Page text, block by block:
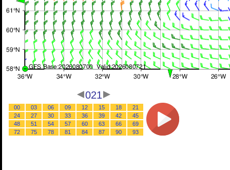
021
00 03 06 09 12 15 18
21
24
27 30 33 36 39 42
45
48
51 54 57 60 63 66
69
72
75 78 81 84 87 90 93